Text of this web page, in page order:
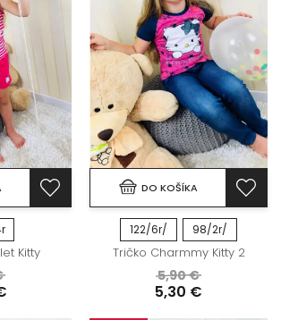
Kitty
DO KOŠÍKA
122/6r/ 98/2r/
Tričko Charmmy Kitty 2
5,90 €
5,30 €